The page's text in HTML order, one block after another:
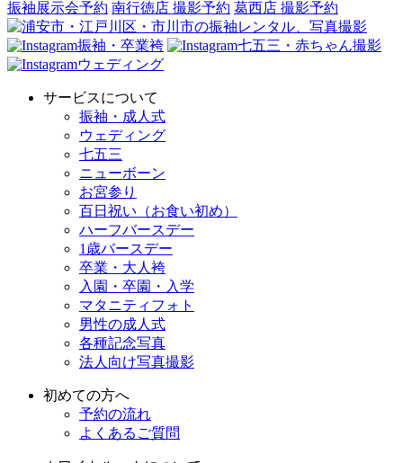
振袖展示会予約 南行徳店 撮影予約 葛西店 撮影予約
振袖・卒業袴
七五三・赤ちゃん撮影
ウェディング
サービスについて
振袖・成人式
ウェディング
七五三
ニューボーン
お宮参り
百日祝い（お食い初め）
ハーフバースデー
1歳バースデー
卒業・大人袴
入園・卒園・入学
マタニティフォト
男性の成人式
各種記念写真
法人向け写真撮影
初めての方へ
予約の流れ
よくあるご質問